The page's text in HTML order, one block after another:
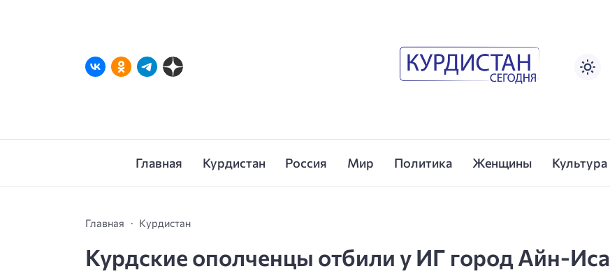
Главная Курдистан Россия Мир Политика Женщины Культура
Главная Курдистан
Курдские ополченцы отбили у ИГ город Айн-Иса